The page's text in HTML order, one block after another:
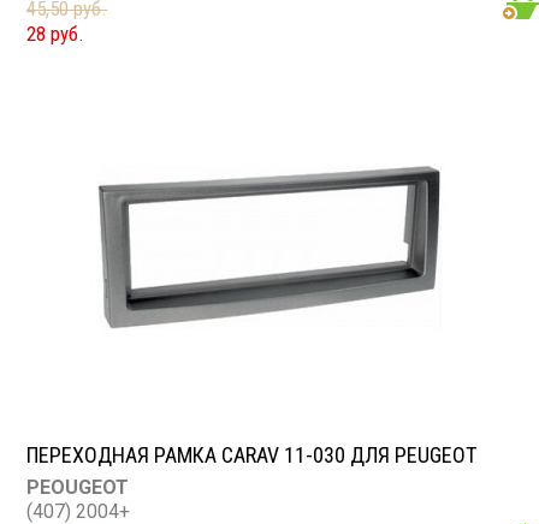
45,50 руб.
28 руб.
ПЕРЕХОДНАЯ РАМКА CARAV 11-030 ДЛЯ PEUGEOT
PEOUGEOT
(407) 2004+